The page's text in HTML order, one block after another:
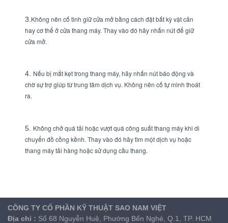
3. Không nên cố tình giữ cửa mở bằng cách đặt bất kỳ vật cản
hay cơ thể ở cửa thang máy. Thay vào đó hãy nhấn nút để giữ
cửa mở.
4. Nếu bị mắt kẹt trong thang máy, hãy nhấn nút báo động và
chờ sự trợ giúp từ trung tâm dịch vụ. Không nên cố tự mình thoát
ra.
5. Không chở quá tải hoặc vượt quá công suất thang máy khi di
chuyển đồ cồng kềnh. Thay vào đó hãy tìm một dịch vụ hoặc
thang máy tải hàng hoặc sử dụng cầu thang.
CÔNG TY CỔ PHẦN KỸ THUẬT SAO NAM VIỆT
Địa chỉ : Số 68 Nguyễn Huệ, Phường Bến Nghé, Q.1, TP. HCM